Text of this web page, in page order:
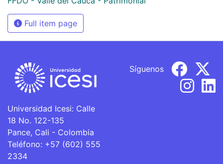
Full item page
Universidad Icesi: Calle
18 No. 122-135
Pance, Cali - Colombia
Teléfono: +57 (602) 555
2334
Síguenos